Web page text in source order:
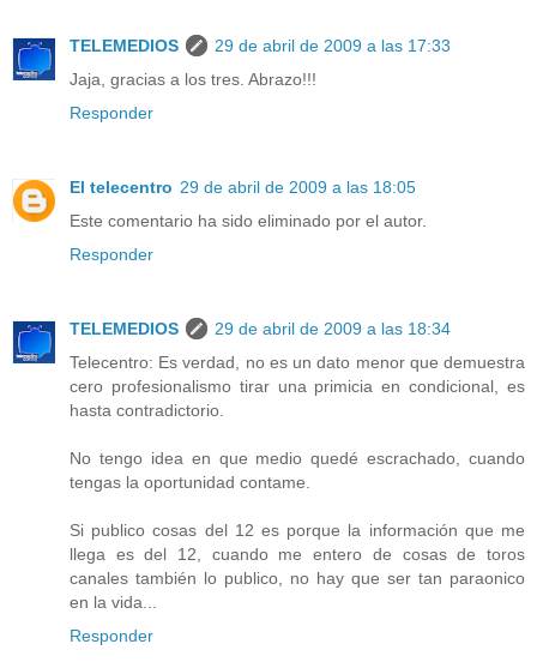
TELEMEDIOS
29 de abril de 2009 a las 17:33
Jaja, gracias a los tres. Abrazo!!!
Responder
El telecentro 29 de abril de 2009 a las 18:05
Este comentario ha sido eliminado por el autor.
Responder
TELEMEDIOS
29 de abril de 2009 a las 18:34
Telecentro: Es verdad, no es un dato menor que demuestra
cero profesionalismo tirar una primicia en condicional, es
hasta contradictorio.
No tengo idea en que medio quedé escrachado, cuando
tengas la oportunidad contame.
Si publico cosas del 12 es porque la información que me
llega es del 12, cuando me entero de cosas de toros
canales también lo publico, no hay que ser tan paraonico
en la vida...
Responder